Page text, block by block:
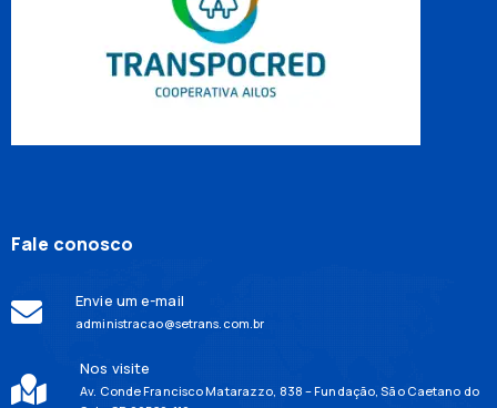
Fale conosco
Envie um e-mail
administracao@setrans.com.br
Nos visite
Av. Conde Francisco Matarazzo, 838 – Fundação, São Caetano do